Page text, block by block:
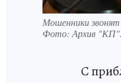
Мошенники звонят
Фото: Архив "КП".
С